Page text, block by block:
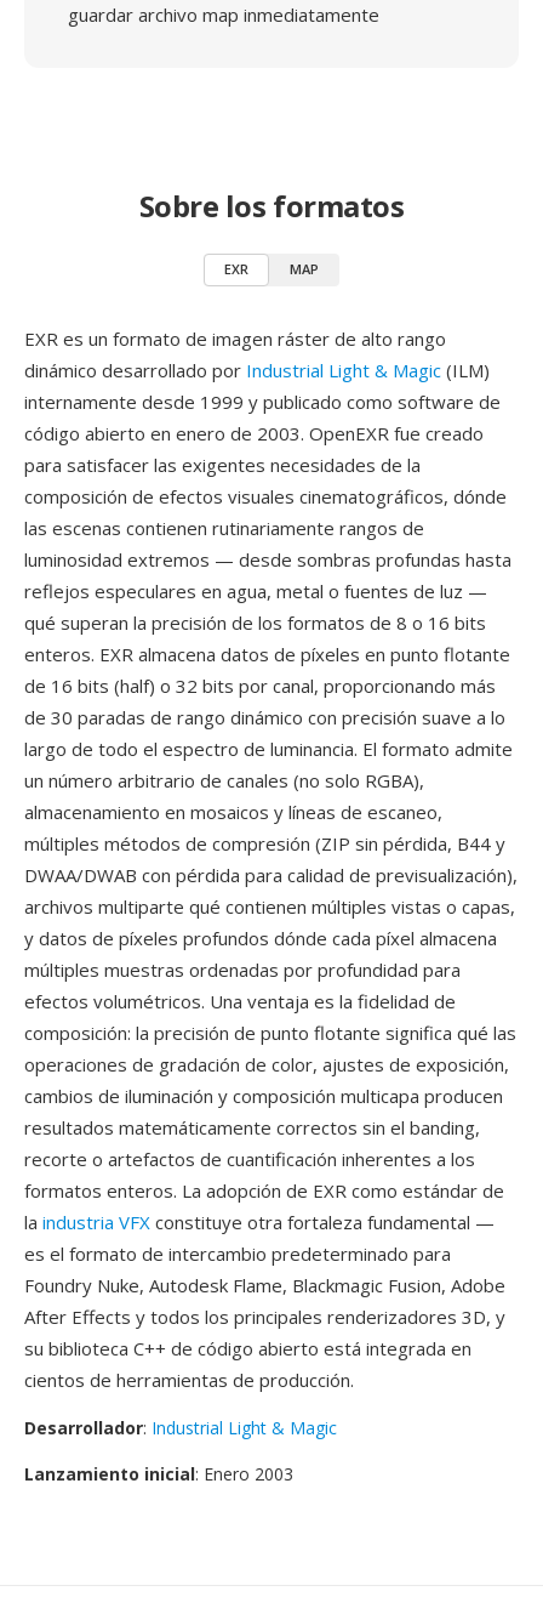
guardar archivo map inmediatamente
Sobre los formatos
EXR MAP
EXR es un formato de imagen ráster de alto rango
dinámico desarrollado por Industrial Light & Magic (ILM)
internamente desde 1999 y publicado como software de
código abierto en enero de 2003. OpenEXR fue creado
para satisfacer las exigentes necesidades de la
composición de efectos visuales cinematográficos, dónde
las escenas contienen rutinariamente rangos de
luminosidad extremos — desde sombras profundas hasta
reflejos especulares en agua, metal o fuentes de luz —
qué superan la precisión de los formatos de 8 o 16 bits
enteros. EXR almacena datos de píxeles en punto flotante
de 16 bits (half) o 32 bits por canal, proporcionando más
de 30 paradas de rango dinámico con precisión suave a lo
largo de todo el espectro de luminancia. El formato admite
un número arbitrario de canales (no solo RGBA),
almacenamiento en mosaicos y líneas de escaneo,
múltiples métodos de compresión (ZIP sin pérdida, B44 y
DWAA/DWAB con pérdida para calidad de previsualización),
archivos multiparte qué contienen múltiples vistas o capas,
y datos de píxeles profundos dónde cada píxel almacena
múltiples muestras ordenadas por profundidad para
efectos volumétricos. Una ventaja es la fidelidad de
composición: la precisión de punto flotante significa qué las
operaciones de gradación de color, ajustes de exposición,
cambios de iluminación y composición multicapa producen
resultados matemáticamente correctos sin el banding,
recorte o artefactos de cuantificación inherentes a los
formatos enteros. La adopción de EXR como estándar de
la industria VFX constituye otra fortaleza fundamental —
es el formato de intercambio predeterminado para
Foundry Nuke, Autodesk Flame, Blackmagic Fusion, Adobe
After Effects y todos los principales renderizadores 3D, y
su biblioteca C++ de código abierto está integrada en
cientos de herramientas de producción.
Desarrollador: Industrial Light & Magic
Lanzamiento inicial: Enero 2003